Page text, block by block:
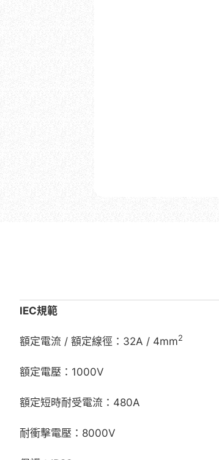
IEC規範
額定電流 / 額定線徑：32A / 4mm2
額定電壓：1000V
額定短時耐受電流：480A
耐衝擊電壓：8000V